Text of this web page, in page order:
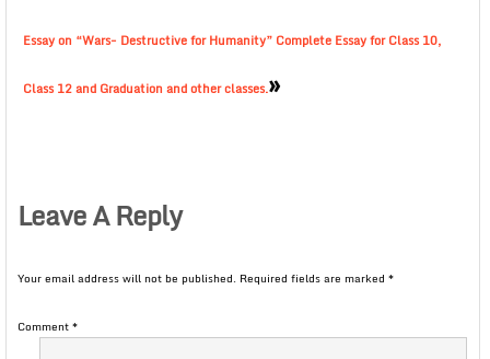
Essay on “Wars- Destructive for Humanity” Complete Essay for Class 10,
Class 12 and Graduation and other classes.»
Leave A Reply
Your email address will not be published. Required fields are marked *
Comment*